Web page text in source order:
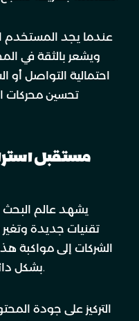
عندما يجد المستخدم
ويشعر بالثقة في
احتمالية التواصل أو
تحسين محركات
مستقبل
يشهد عالم
تقنيات جديدة
الشركات إلى مواكبة
بشكل دائم للحفاظ على قدرتها التنافسية.
التركيز على جودة